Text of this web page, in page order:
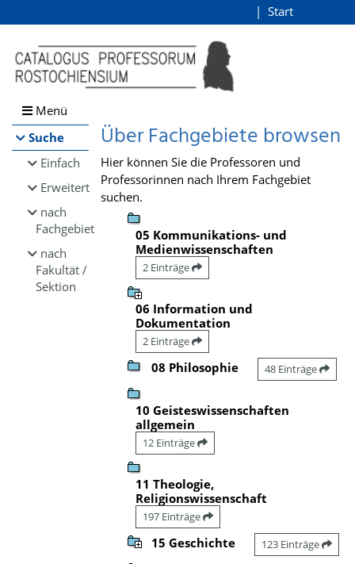
Browsen
direkt zum Inhalt
Start
Menü
Suche
Einfach
Erweitert
nach
Fachgebiet
nach
Fakultät /
Sektion
Über Fachgebiete browsen
Hier können Sie die Professoren und
Professorinnen nach Ihrem Fachgebiet
suchen.
05 Kommunikations- und
Medienwissenschaften
2 Einträge
06 Information und
Dokumentation
2 Einträge
08 Philosophie 48 Einträge
10 Geisteswissenschaften
allgemein
12 Einträge
11 Theologie,
Religionswissenschaft
197 Einträge
15 Geschichte 123 Einträge